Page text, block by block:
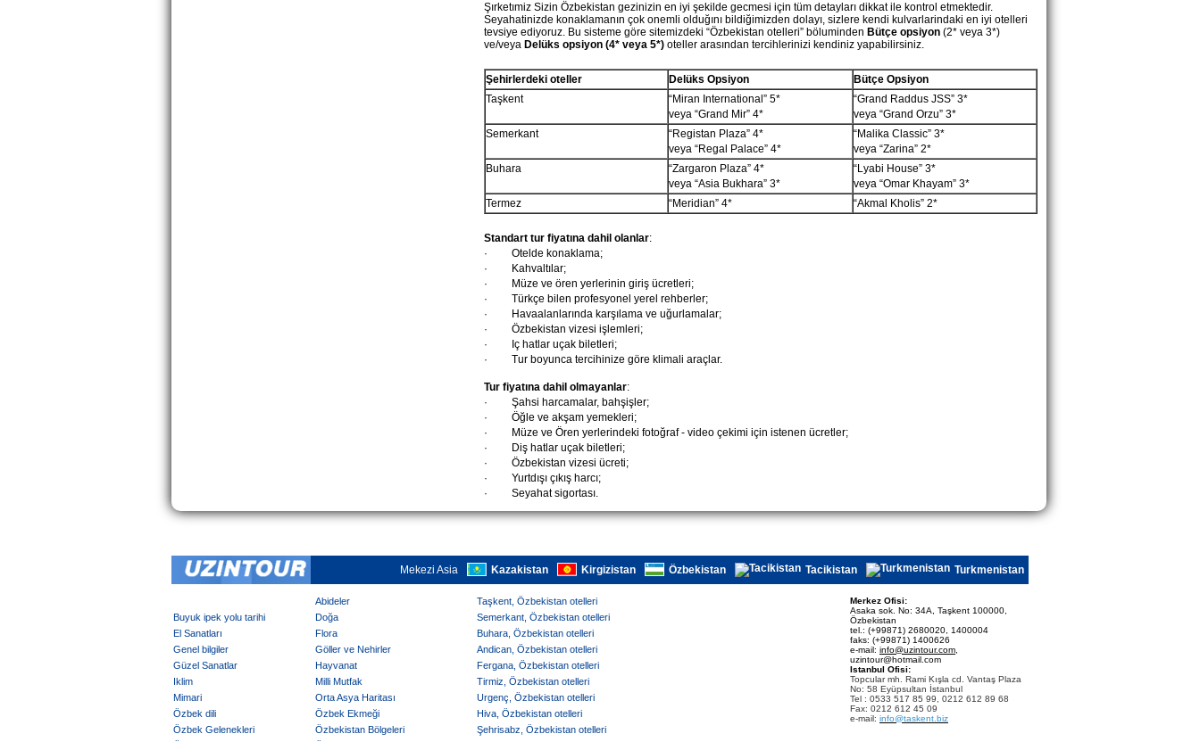
Şırketımiz Sizin Özbekistan gezinizin en iyi şekilde gecmesi için tüm detayları dikkat ile kontrol etmektedir.
Seyahatinizde konaklamanın çok onemli olduğını bildiğimizden dolayı, sizlere kendi kulvarlarindaki en iyi otelleri
tevsiye ediyoruz. Bu sisteme göre sitemizdeki “Özbekistan otelleri” bö luminden Bütçe opsiyon (2* veya 3*)
ve/veya Del üks opsiyon (4* veya 5*) oteller arasından tercihlerinizi kendiniz yapabilirsiniz.
Şehirlerdeki oteller Delüks Opsiyon
Bütçe Opsiyon
Taşkent
“Miran International” 5*
veya “Grand Mir” 4*
“Grand Raddus JSS” 3*
veya “Grand Orzu” 3*
Semerkant
“Registan Plaza” 4*
veya “Regal Palace” 4*
“Malika Classic” 3*
veya “Zarina” 2*
Buhara
“Zargaron Plaza” 4*
veya “Asia Bukhara” 3*
“Lyabi House” 3*
veya “Omar Khayam” 3*
Termez
“Meridian” 4* “Akmal Kholis” 2*
Standart tur fiyatına dahil olanlar:
·
Otelde konaklama;
·
Kahvaltı lar;
·
Müze ve ören yerlerinin giriş ücretleri;
·
Türkçe bilen profesyonel yerel rehberler;
·
Havaalanlarında karşılama ve uğurlamalar;
·
Özbekistan vizesi işlemleri;
·
Iç hatlar uçak biletleri;
·
Tur boyunca tercihinize göre klimali araçlar.
Tur fiyatına dahil olmayanlar:
·
Şahsi harcamalar, bahşişler;
·
Öğle ve akşam yemekleri;
·
Müze ve Ören yerlerindeki fotoğraf - video çekimi için istenen ücretler;
·
Diş hatlar uçak biletleri;
·
Özbekistan vizesi ücreti;
·
Yurtdışı çıkış harcı;
·
Seyahat sigortası.
Mekezi Asia Kazakistan Kirgizistan Özbekistan Tacikistan Turkmenistan
Abideler
Buyuk ipek yolu tarihi
Doğa
El Sanatları
Flora
Genel bilgiler
Göller ve Nehirler
Güzel Sanatlar
Hayvanat
Iklim
Milli Mutfak
Mimari
Orta Asya Haritası
Özbek dili
Özbek Ekmeği
Özbek Gelenekleri
Özbekistan Bölgeleri
Taşkent, Özbekistan otelleri
Semerkant, Özbekistan otelleri
Buhara, Özbekistan otelleri
Andican, Özbekistan otelleri
Fergana, Özbekistan otelleri
Tirmiz, Özbekistan otelleri
Urgenç, Özbekistan otelleri
Hiva, Özbekistan otelleri
Şehrisabz, Özbekistan otelleri
Merkez Ofisi:
Asaka sok. No: 34A, Taşkent 100000,
Özbekistan
tel.: (+99871) 2680020, 1400004
faks: (+99871) 1400626
e-mail: info@uzintour.com
uzintour@hotmail.com
Istanbul Ofisi:
Topcular mh. Rami Kışla cd. Vantaş Plaza
No: 58 Eyüpsultan İstanbul
Tel : 0533 517 85 99, 0212 612 89 68
Fax: 0212 612 45 09
e-mail: info@taskent.biz